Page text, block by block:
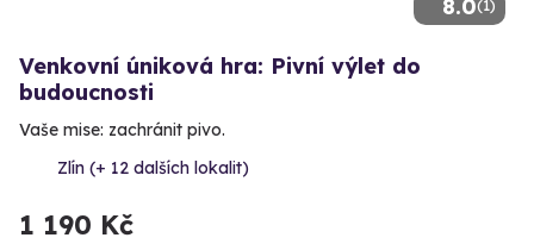
8.0(1)
Venkovní úniková hra: Pivní výlet do
budoucnosti
Vaše mise: zachránit pivo.
Zlín (+ 12 dalších lokalit)
1 190 Kč